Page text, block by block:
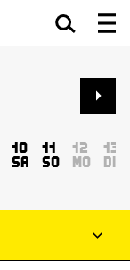
10
Sa
11
So
12
Mo
13
Di